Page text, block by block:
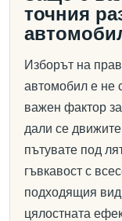
точния
Изборът на
автомобил е не
важен фактор
дали се
пътувате под
гъвкавост с
подходящия
цялостната